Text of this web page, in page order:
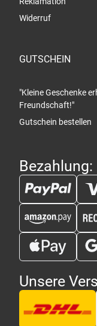
Widerruf
GUTSCHEIN
"Kleine Geschenke
Freundschaft!"
Gutschein bestellen
Bezahlung:
Unsere